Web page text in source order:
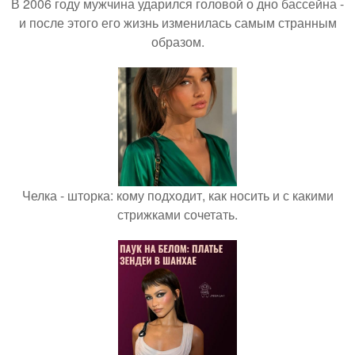
и после этого его жизнь изменилась самым странным
образом.
Челка - шторка: кому подходит, как носить и с какими
стрижками сочетать.